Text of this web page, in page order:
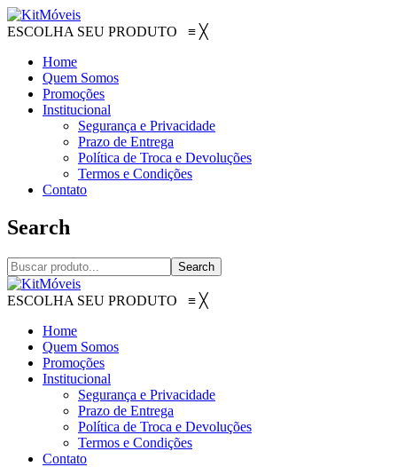
ESCOLHA SEU PRODUTO ≡ ╳
Home
Quem Somos
Promoções
Institucional
Segurança e Privacidade
Prazo de Entrega
Política de Troca e Devoluções
Termos e Condições
Contato
Search
Search
ESCOLHA SEU PRODUTO ≡ ╳
Home
Quem Somos
Promoções
Institucional
Segurança e Privacidade
Prazo de Entrega
Política de Troca e Devoluções
Termos e Condições
Contato